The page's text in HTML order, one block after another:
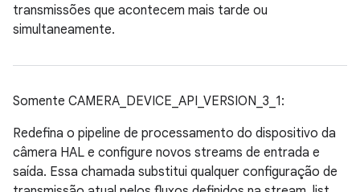
transmissões que acontecem mais tarde ou
simultaneamente.
Somente CAMERA_DEVICE_API_VERSION_3_1:
Redefina o pipeline de processamento do dispositivo da
câmera HAL e configure novos streams de entrada e
saída. Essa chamada substitui qualquer configuração de